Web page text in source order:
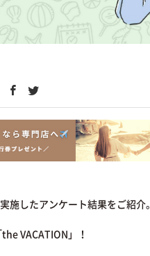
施したアンケート結果をご紹介。
VACATION」！